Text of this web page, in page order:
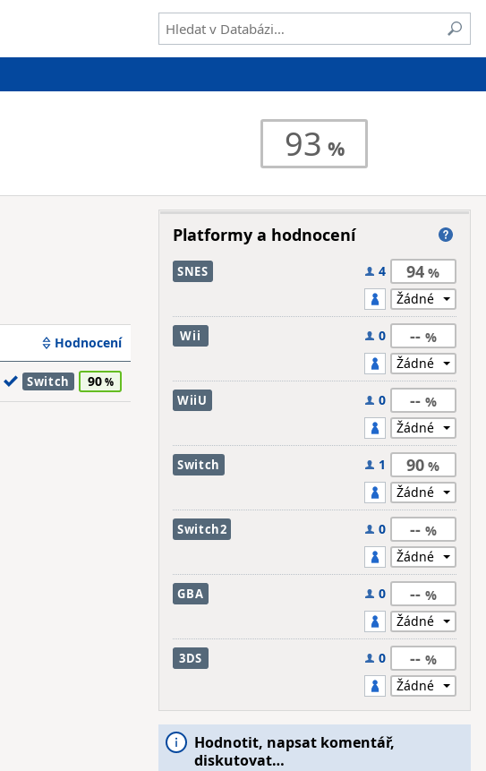
93
Hodnocení
Switch 90
Platformy a hodnocení
SNES 4 94
Wii 0 --
WiiU 0 --
Switch 1 90
Switch2 0 --
GBA 0 --
3DS 0 --
Hodnotit, napsat komentář,
diskutovat…